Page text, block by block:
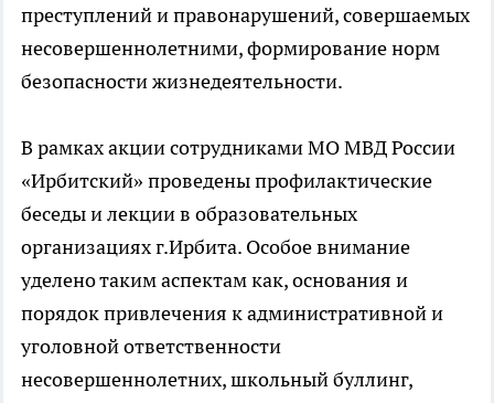
преступлений и правонарушений, совершаемых
несовершеннолетними, формирование норм
безопасности жизнедеятельности.
В рамках акции сотрудниками МО МВД России
«Ирбитский» проведены профилактические
беседы и лекции в образовательных
организациях г.Ирбита. Особое внимание
уделено таким аспектам как, основания и
порядок привлечения к административной и
уголовной ответственности
несовершеннолетних, школьный буллинг,